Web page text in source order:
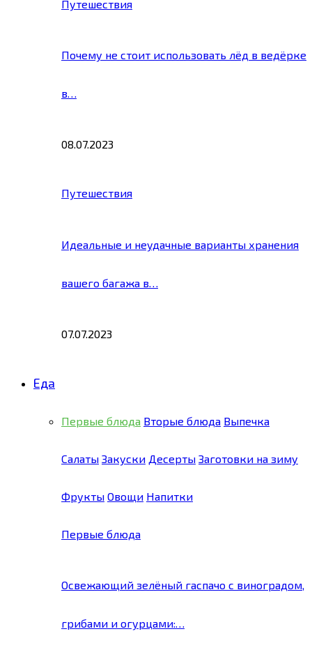
Путешествия
Почему не стоит использовать лёд в ведёрке
в…
08.07.2023
Путешествия
Идеальные и неудачные варианты хранения
вашего багажа в…
07.07.2023
Еда
Первые блюда Вторые блюда Выпечка
Салаты Закуски Десерты Заготовки на зиму
Фрукты Овощи Напитки
Первые блюда
Освежающий зелёный гаспачо с виноградом,
грибами и огурцами:…